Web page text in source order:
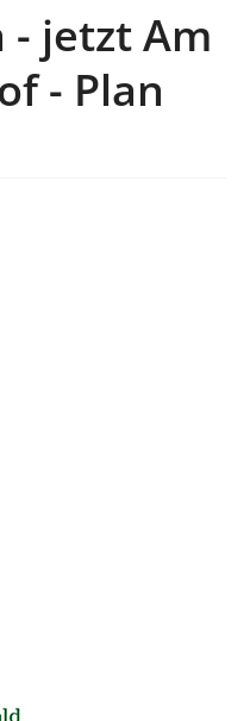
- jetzt Am
- Plan